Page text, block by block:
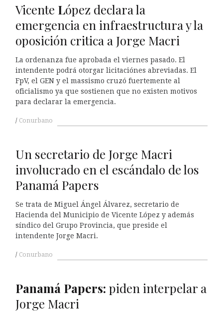
Vicente López declara la
emergencia en infraestructura y la
oposición critica a Jorge Macri
La ordenanza fue aprobada el viernes pasado. El
intendente podrá otorgar licitaciónes abreviadas. El
FpV, el GEN y el massismo cruzó fuertemente al
oficialismo ya que sostienen que no existen motivos
para declarar la emergencia.
Conurbano
Un secretario de Jorge Macri
involucrado en el escándalo de los
Panamá Papers
Se trata de Miguel Ángel Álvarez, secretario de
Hacienda del Municipio de Vicente López y además
síndico del Grupo Provincia, que preside el
intendente Jorge Macri.
Conurbano
Panamá Papers: piden interpelar a
Jorge Macri